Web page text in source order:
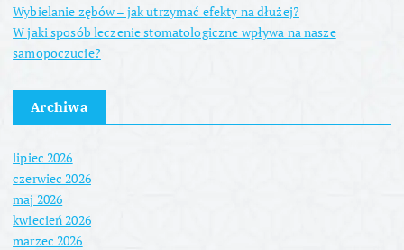
Wybielanie zębów – jak utrzymać efekty na dłużej?
W jaki sposób leczenie stomatologiczne wpływa na nasze
samopoczucie?
Archiwa
lipiec 2026
czerwiec 2026
maj 2026
kwiecień 2026
marzec 2026